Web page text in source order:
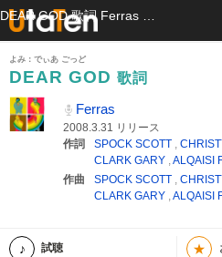
よみ：でぃあ ごっど
DEAR GOD 歌詞
Ferras
2008.3.31 リリース
作詞
SPOCK SCOTT ,
CLARK GARY ,ALQAISI
作曲
SPOCK SCOTT ,
CLARK GARY ,ALQAISI
試聴 ★